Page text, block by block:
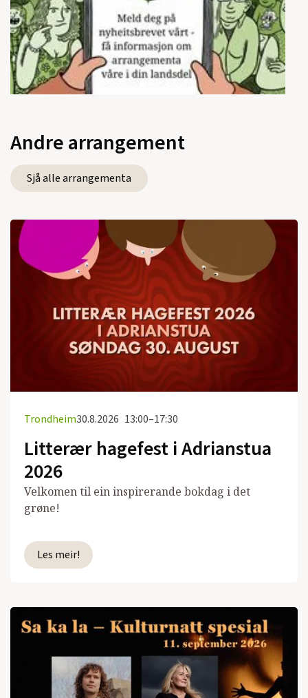
Andre arrangement
Sjå alle arrangementa
Trondheim30.8.2026 13:00–17:30
Litterær hagefest i Adrianstua
2026
Velkomen til ein inspirerande bokdag i det
grøne!
Les meir!